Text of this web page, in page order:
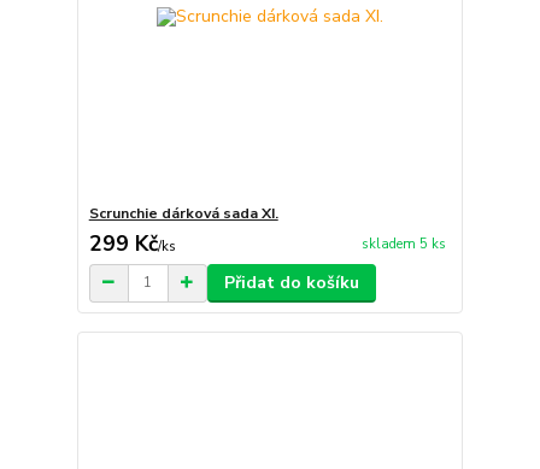
Scrunchie dárková sada XI.
299 Kč/ks skladem 5 ks
Přidat do košíku